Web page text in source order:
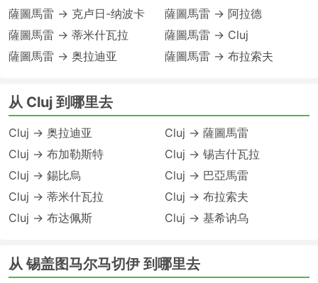
薩圖馬雷 → 克卢日-纳波卡
薩圖馬雷 → 蒂米什瓦拉
薩圖馬雷 → 奥拉迪亚
薩圖馬雷 → 阿拉德
薩圖馬雷 → Cluj
薩圖馬雷 → 布拉索夫
从 Cluj 到哪里去
Cluj → 奥拉迪亚
Cluj → 布加勒斯特
Cluj → 錫比烏
Cluj → 蒂米什瓦拉
Cluj → 布达佩斯
Cluj → 薩圖馬雷
Cluj → 锡吉什瓦拉
Cluj → 巴亞馬雷
Cluj → 布拉索夫
Cluj → 基希讷乌
从 锡盖图马尔马切伊 到哪里去